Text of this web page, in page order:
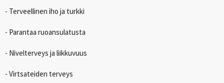
- Terveellinen iho ja turkki
- Parantaa ruoansulatusta
- Nivelterveys ja liikkuvuus
- Virtsateiden terveys